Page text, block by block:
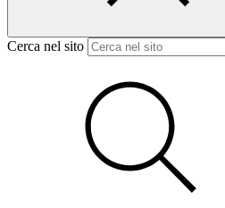
Cerca nel sito